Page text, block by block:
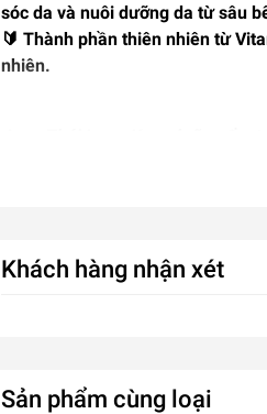
sóc da và nuôi dưỡng da từ sâu
🔰 Thành phần thiên nhiên từ
nhiên.
việc văn phòng thường xuyên sử
Khách hàng nhận xét
Sản phẩm cùng loại